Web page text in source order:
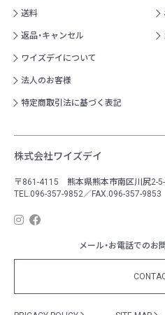
送料
返品・キャンセル
ワイズデイについて
法人のお客様
特定商取引法に基づく表記
株式会社ワイズデイ
〒861-4115 熊本県熊本市南区川尻2-5-
TEL.096-357-9852／FAX.096-357-9853
メール・お電話でのお